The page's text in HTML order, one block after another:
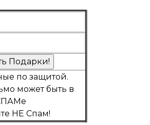
по защитой.
может быть в
НЕ Спам!